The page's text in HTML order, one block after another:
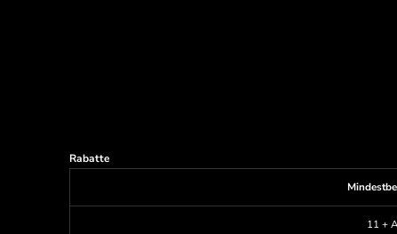
Rabatte
11 +